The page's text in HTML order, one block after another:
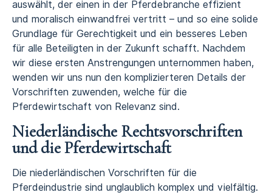
auswählt, der einen in der Pferdebranche effizient
und moralisch einwandfrei vertritt – und so eine solide
Grundlage für Gerechtigkeit und ein besseres Leben
für alle Beteiligten in der Zukunft schafft. Nachdem
wir diese ersten Anstrengungen unternommen haben,
wenden wir uns nun den komplizierteren Details der
Vorschriften zuwenden, welche für die
Pferdewirtschaft von Relevanz sind.
Niederländische Rechtsvorschriften
und die Pferdewirtschaft
Die niederländischen Vorschriften für die
Pferdeindustrie sind unglaublich komplex und vielfältig.